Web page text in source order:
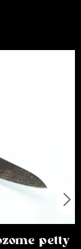
petty